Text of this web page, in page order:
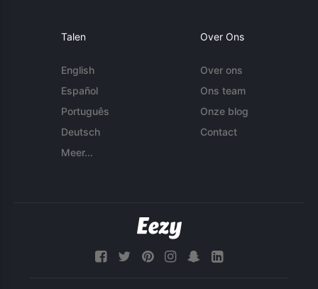
Talen
English
Español
Português
Deutsch
Meer...
Over Ons
Over ons
Ons team
Onze blog
Contact